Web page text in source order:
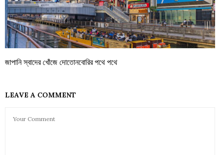
জাপানি স্বাদের খোঁজে দোতোনবোরির পথে পথে
LEAVE A COMMENT